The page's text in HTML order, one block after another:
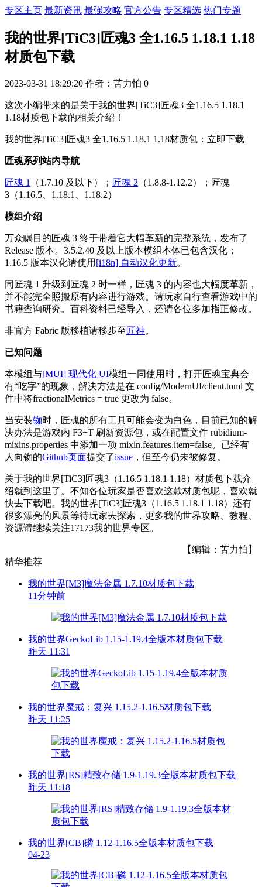
专区主页 最新资讯 最强攻略 官方公告 专区精选 热门专题
我的世界[TiC3]匠魂3 全1.16.5 1.18.1 1.18
材质包下载
2023-03-31 18:29:20 作者：苦力怕 0
这次小编带来的是关于我的世界[TiC3]匠魂3 全1.16.5 1.18.1
1.18材质包下载的相关介绍！
我的世界[TiC3]匠魂3 全1.16.5 1.18.1 1.18材质包：立即下载
匠魂系列站内导航
匠魂 1 （1.7.10 及以下）； 匠魂 2 （1.8.8-1.12.2）； 匠魂
3 （1.16.5、1.18.1、1.18.2）
模组介绍
万众瞩目的匠魂 3 终于带着它大幅革新的完整系统，发布了
Release 版本。3.5.2.40 及以上版本模组本体已包含汉化；
1.16.5 版本汉化请使用 [i18n] 自动汉化更新。
同匠魂 1 升级到匠魂 2 时一样，匠魂 3 的内容也大幅度革新，
并不能完全照搬原有内容进行游戏。请玩家自行查看游戏中的
书籍查询研究。百科资料已经导入，还请各位多加指正修改。
非官方 Fabric 版移植请移步至匠神。
已知问题
本模组与[MUI] 现代化 UI模组一同使用时，打开匠魂宝典会
有“吃字”的现象，解决方法是在 config/ModernUI/client.toml 文
件中将fractionalMetrics = true 更改为 false。
当安装铷时，匠魂的所有工具可能会变为白色，目前已知的解
决办法是游戏内 F3+T 刷新资源包，或在配置文件 rubidium-
mixins.properties 中添加一项 mixin.features.item=false。已经有
人向铷的Github页面提交了issue ，但至今仍未被修复。
关于我的世界[TiC3]匠魂3（1.16.5 1.18.1 1.18）材质包下载介
绍就到这里了。不知各位玩家是否喜欢这款材质包呢，喜欢就
快去下载吧。我的世界[TiC3]匠魂3（1.16.5 1.18.1 1.18）还有
很多漂亮的风景等待玩家去探索，更多我的世界攻略、教程、
资源请继续关注17173我的世界专区。
【编辑：苦力怕】
精华推荐
我的世界[M3]魔法金属 1.7.10材质包下载
11分钟前
我的世界GeckoLib 1.15-1.19.4全版本材质包下载
昨天 11:31
我的世界魔戒：复兴 1.15.2-1.16.5材质包下载
昨天 11:25
我的世界[RS]精致存储 1.9-1.19.3全版本材质包下载
昨天 11:18
我的世界[CB]磷 1.12-1.16.5全版本材质包下载
04-23